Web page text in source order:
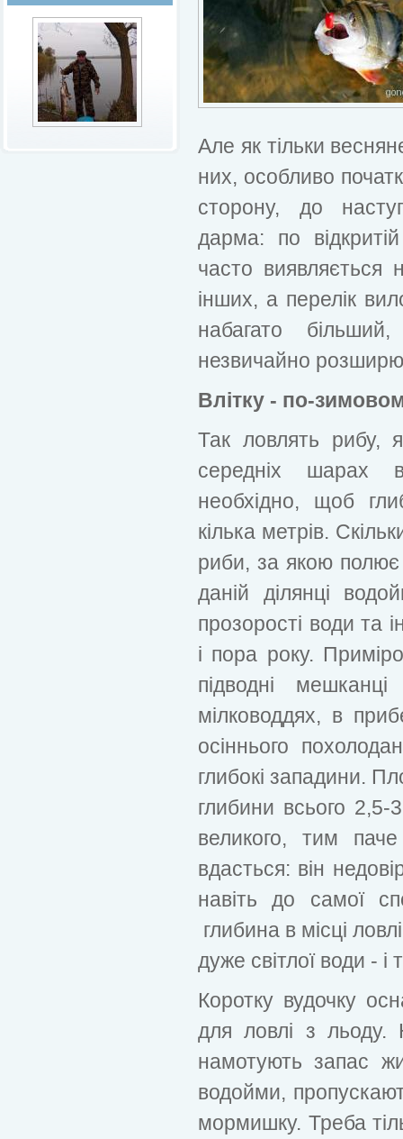
Але як тільки
них, особливо
сторону, до
дарма: по
часто виявляється
інших, а перелік
набагато
незвичайно
Влітку - по-
Так ловлять рибу,
середніх шарах
необхідно, щоб
кілька метрів.
риби, за якою полює
даній ділянці
прозорості води та
і пора року.
підводні
мілководдях, в
осіннього
глибокі западини.
глибини всього
великого, тим
вдасться: він
навіть до самої
глибина в місці
дуже світлої води - і
Коротку вудочку
для ловлі з льоду.
намотують запас
водойми,
мормишку. Треба